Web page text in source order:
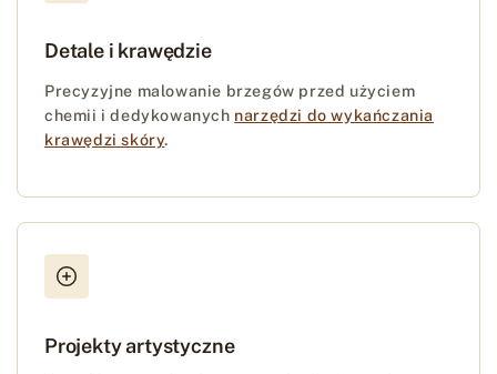
Detale i krawędzie
Precyzyjne malowanie brzegów przed użyciem
chemii i dedykowanych narzędzi do wykańczania
krawędzi skóry.
Projekty artystyczne